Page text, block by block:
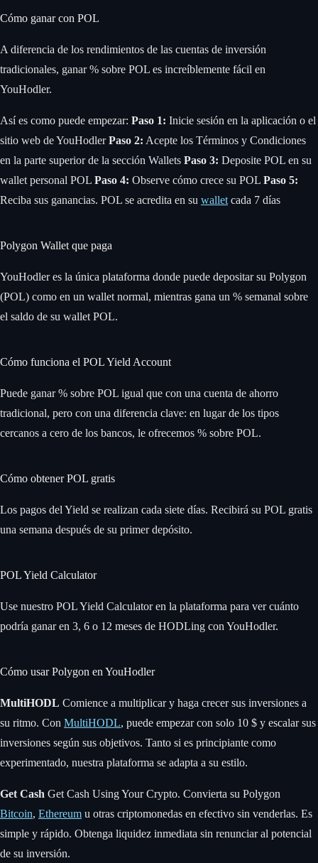
Cómo ganar con POL
A diferencia de los rendimientos de las cuentas de inversión
tradicionales, ganar % sobre POL es increíblemente fácil en
YouHodler.
Así es como puede empezar: Paso 1: Inicie sesión en la aplicación o el
sitio web de YouHodlerPaso 2: Acepte los Términos y Condiciones
en la parte superior de la sección Wallets Paso 3: Deposite POL en su
wallet personal POL Paso 4: Observe cómo crece su POL Paso 5:
Reciba sus ganancias. POL se acredita en su wallet cada 7 días
Polygon Wallet que paga
YouHodler es la única plataforma donde puede depositar su Polygon
(POL) como en un wallet normal, mientras gana un % semanal sobre
el saldo de su wallet POL.
Cómo funciona el POL Yield Account
Puede ganar % sobre POL igual que con una cuenta de ahorro
tradicional, pero con una diferencia clave: en lugar de los tipos
cercanos a cero de los bancos, le ofrecemos % sobre POL.
Cómo obtener POL gratis
Los pagos del Yield se realizan cada siete días. Recibirá su POL gratis
una semana después de su primer depósito.
POL Yield Calculator
Use nuestro POL Yield Calculator en la plataforma para ver cuánto
podría ganar en 3, 6 o 12 meses de HODLing con YouHodler.
Cómo usar Polygon en YouHodler
MultiHODL Comience a multiplicar y haga crecer sus inversiones a
su ritmo. Con MultiHODL, puede empezar con solo 10 $ y escalar sus
inversiones según sus objetivos. Tanto si es principiante como
experimentado, nuestra plataforma se adapta a su estilo.
Get Cash Get Cash Using Your Crypto. Convierta su Polygon
Bitcoin, Ethereum u otras criptomonedas en efectivo sin venderlas. Es
simple y rápido. Obtenga liquidez inmediata sin renunciar al potencial
de su inversión.